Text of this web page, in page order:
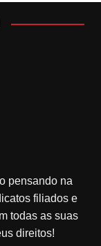
pensando na
filiados e
todas as suas
direitos!